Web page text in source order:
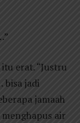
erat. “Justru
bisa jadi
jamaah
air